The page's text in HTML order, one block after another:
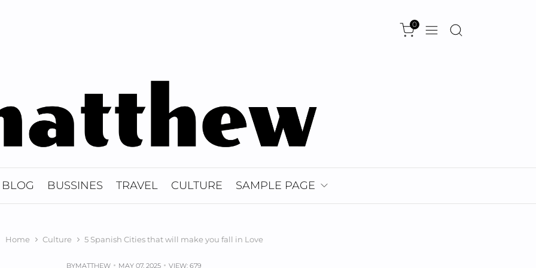
0
BLOG BUSSINES TRAVEL CULTURE SAMPLE PAGE
Home Culture 5 Spanish Cities that will make you fall in Love
BYMATTHEW MAY 07, 2025 VIEW: 679